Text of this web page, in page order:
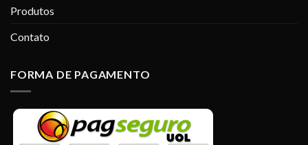
Produtos
Contato
FORMA DE PAGAMENTO